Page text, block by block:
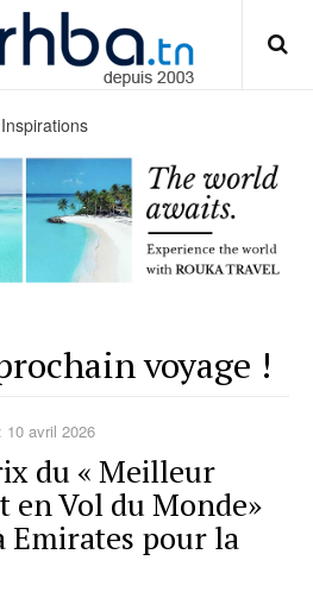
gaming
voyage !
10 avril 2026
du « Meilleur
en Vol du Monde»
Emirates pour la